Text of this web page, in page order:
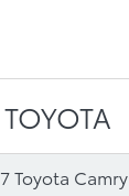
TOYOTA
Toyota Camry